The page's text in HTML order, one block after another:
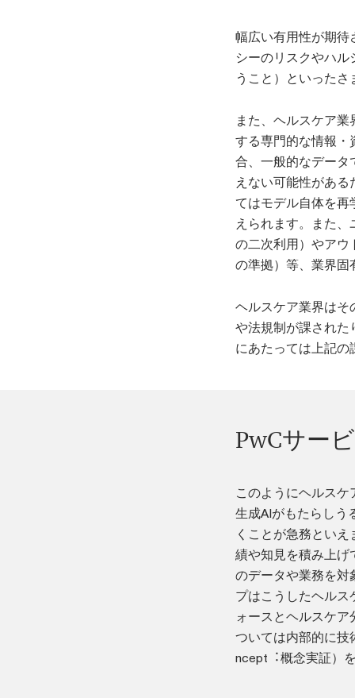
幅広い有用性が期待
シーのリスクやハ
うこと）といった
また、ヘルスケア
する専門的な情報・
合、一般的なデータ
えない可能性があ
てはモデル自体を再
えられます。また
の二次利用）やアウ
の準拠）等、業界固
ヘルスケア業界はそ
や法規制が課された
にあたっては上記の
PwCサー
このようにヘルス
生成AIがもたらしう
くことが急務とい
績や知見を積み上げ
のデータや業務を対
プはこうしたヘルス
ォースとヘルスケ
ついては内部的に
ncept︓概念実証）